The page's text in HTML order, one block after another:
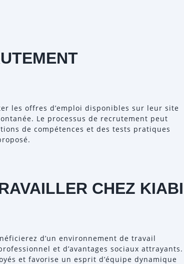
les offres d’emploi disponibles sur leur site
Le processus de recrutement peut
de compétences et des tests pratiques
CHEZ KIABI
d’un environnement de travail
et d’avantages sociaux attrayants.
et favorise un esprit d’équipe dynamique